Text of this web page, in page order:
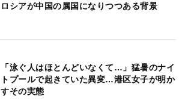
ロシアが中国の属国になりつつある背景
「泳ぐ人はほとんどいなくて…」猛暑のナイ
トプールで起きていた異変…港区女子が明か
すその実態